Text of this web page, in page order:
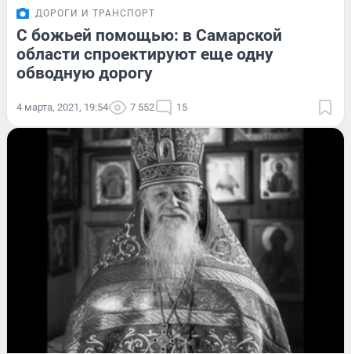
ДОРОГИ И ТРАНСПОРТ
С божьей помощью: в Самарской
области спроектируют еще одну
обводную дорогу
4 марта, 2021, 19:54 7 552 15